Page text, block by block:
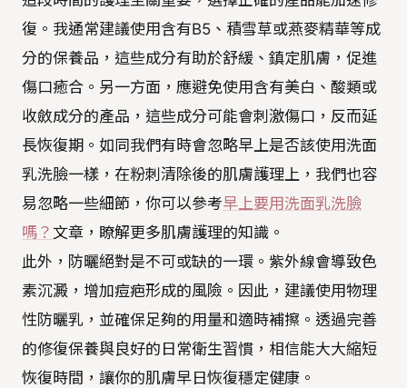
復。我通常建議使用含有B5、積雪草或燕麥精華等成
分的保養品，這些成分有助於舒緩、鎮定肌膚，促進
傷口癒合。另一方面，應避免使用含有美白、酸類或
收斂成分的產品，這些成分可能會刺激傷口，反而延
長恢復期。如同我們有時會忽略早上是否該使用洗面
乳洗臉一樣，在粉刺清除後的肌膚護理上，我們也容
易忽略一些細節，你可以參考早上要用洗面乳洗臉
嗎？ 文章，瞭解更多肌膚護理的知識。
此外，防曬絕對是不可或缺的一環。紫外線會導致色
素沉澱，增加痘疤形成的風險。因此，建議使用物理
性防曬乳，並確保足夠的用量和適時補擦。透過完善
的修復保養與良好的日常衛生習慣，相信能大大縮短
恢復時間，讓你的肌膚早日恢復穩定健康。